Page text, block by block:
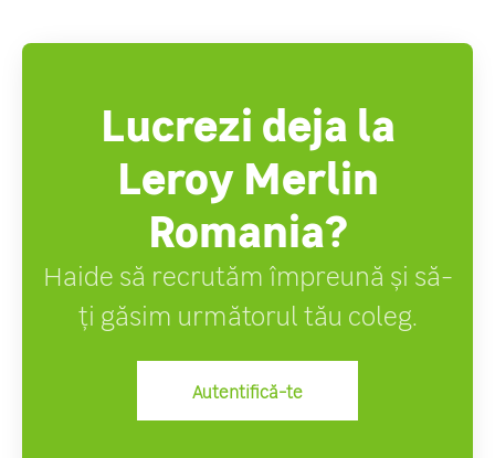
Lucrezi deja la
Leroy Merlin
Romania?
Haide să recrutăm împreună și să-
ți găsim următorul tău coleg.
Autentifică-te